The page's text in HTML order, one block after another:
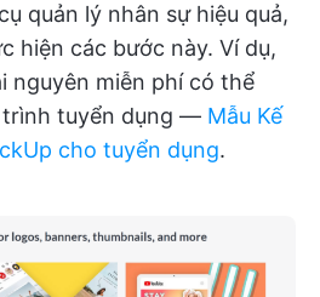
quản lý nhân sự hiệu quả,
hiện các bước này. Ví dụ,
nguyên miễn phí có thể
trình tuyển dụng — Mẫu Kế
cho tuyển dụng.